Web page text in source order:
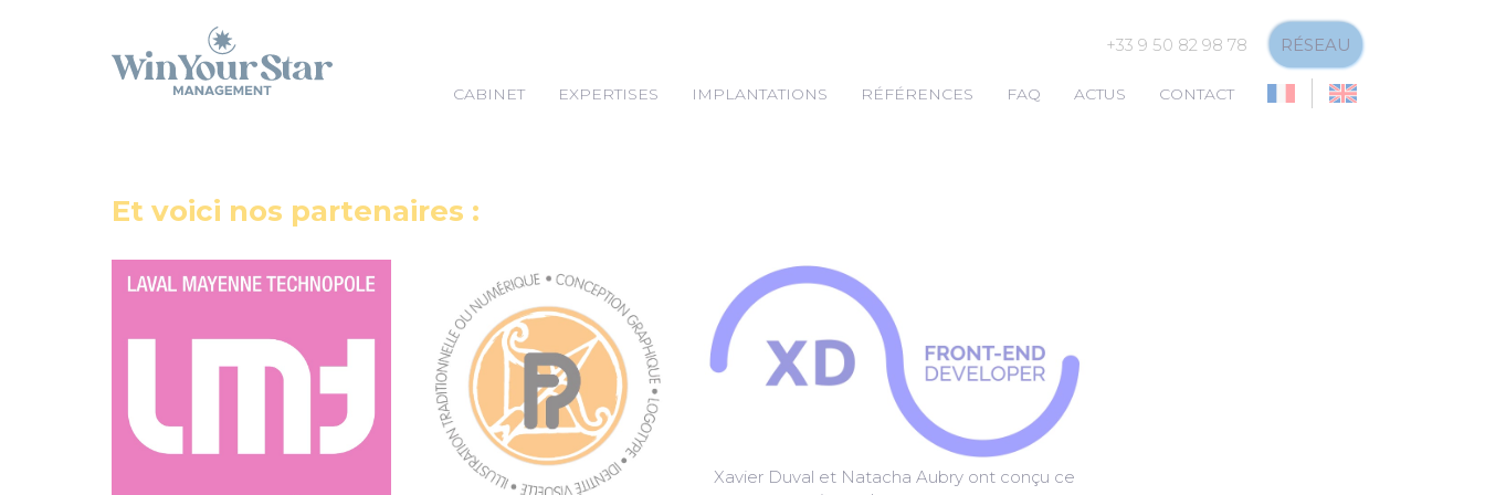
+33 9 50 82 98 78 RÉSEAU
CABINET EXPERTISES IMPLANTATIONS RÉFÉRENCES FAQ ACTUS CONTACT
Et voici nos partenaires :
Xavier Duval et Natacha Aubry ont conçu ce